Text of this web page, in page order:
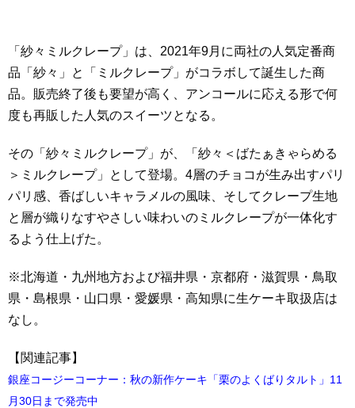
「紗々ミルクレープ」は、2021年9月に両社の人気定番商
品「紗々」と「ミルクレープ」がコラボして誕生した商
品。販売終了後も要望が高く、アンコールに応える形で何
度も再販した人気のスイーツとなる。
その「紗々ミルクレープ」が、「紗々＜ばたぁきゃらめる
＞ミルクレープ」として登場。4層のチョコが生み出すパリ
パリ感、香ばしいキャラメルの風味、そしてクレープ生地
と層が織りなすやさしい味わいのミルクレープが一体化す
るよう仕上げた。
※北海道・九州地方および福井県・京都府・滋賀県・鳥取
県・島根県・山口県・愛媛県・高知県に生ケーキ取扱店は
なし。
【関連記事】
銀座コージーコーナー：秋の新作ケーキ「栗のよくばりタルト」11
月30日まで発売中